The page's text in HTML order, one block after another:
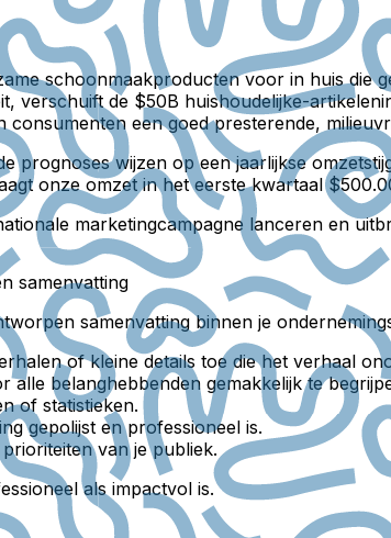
schoonmaakproducten voor in huis die
verschuift de $50B huishoudelijke-
een goed presterende,
prognoses wijzen op een jaarlijkse
onze omzet in het eerste kwartaal
marketingcampagne lanceren en
samenvatting
samenvatting binnen je
of kleine details toe die het verhaal
alle belanghebbenden gemakkelijk te
of statistieken.
gepolijst en professioneel is.
van je publiek.
als impactvol is.